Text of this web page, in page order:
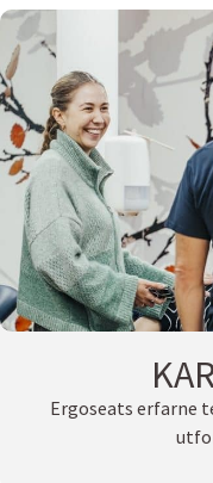
Ergoseats erfarne